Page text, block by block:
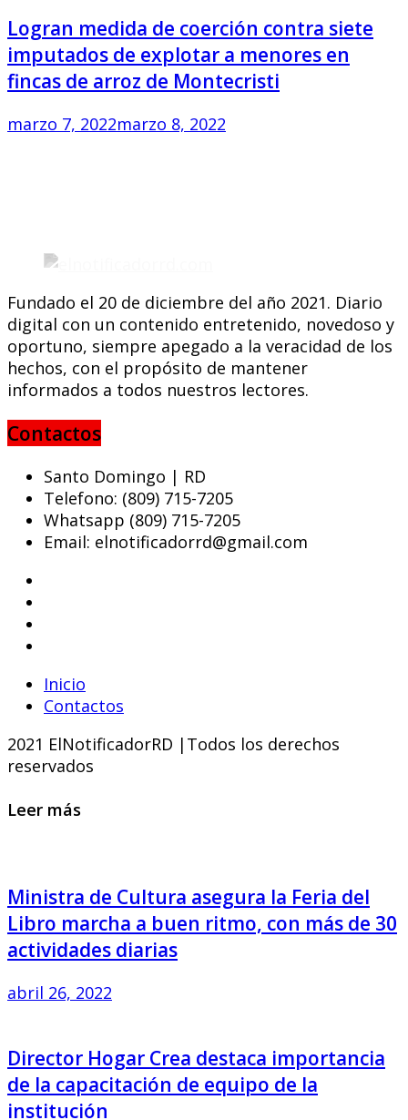
Logran medida de coerción contra siete
imputados de explotar a menores en
fincas de arroz de Montecristi
marzo 7, 2022marzo 8, 2022
Fundado el 20 de diciembre del año 2021. Diario
digital con un contenido entretenido, novedoso y
oportuno, siempre apegado a la veracidad de los
hechos, con el propósito de mantener
informados a todos nuestros lectores.
Contactos
Santo Domingo | RD
Telefono: (809) 715-7205
Whatsapp (809) 715-7205
Email: elnotificadorrd@gmail.com
Inicio
Contactos
2021 ElNotificadorRD |Todos los derechos
reservados
Leer más
Ministra de Cultura asegura la Feria del
Libro marcha a buen ritmo, con más de 30
actividades diarias
abril 26, 2022
Director Hogar Crea destaca importancia
de la capacitación de equipo de la
institución